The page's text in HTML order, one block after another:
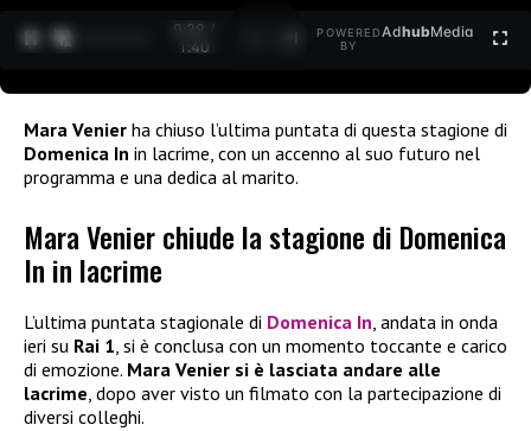
0:30 /
1:40
POWERED
BY
AdhubMedia
Mara Venier ha chiuso l’ultima puntata di questa stagione di
Domenica In in lacrime, con un accenno al suo futuro nel
programma e una dedica al marito.
Mara Venier chiude la stagione di Domenica
In in lacrime
L’ultima puntata stagionale di Domenica In, andata in onda
ieri su Rai 1, si è conclusa con un momento toccante e carico
di emozione. Mara Venier si è lasciata andare alle
lacrime, dopo aver visto un filmato con la partecipazione di
diversi colleghi.